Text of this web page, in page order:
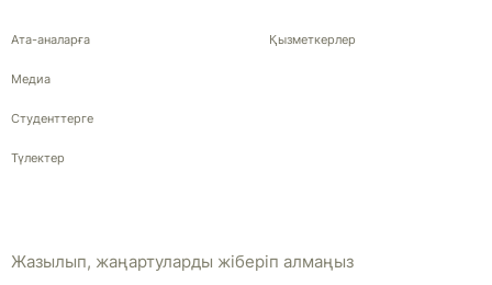
Ата-аналарға
Медиа
Студенттерге
Түлектер
Қызметкерлер
Жазылып, жаңартуларды жіберіп алмаңыз